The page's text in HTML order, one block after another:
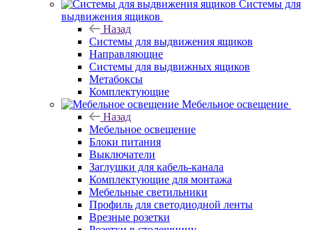
Системы для
выдвижения ящиков
Назад
Системы для выдвижения ящиков
Направляющие
Системы для выдвижных ящиков
Метабоксы
Комплектующие
Мебельное освещение
Назад
Мебельное освещение
Блоки питания
Выключатели
Заглушки для кабель-канала
Комплектующие для монтажа
Мебельные светильники
Профиль для светодиодной ленты
Врезные розетки